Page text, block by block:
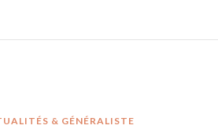
& GÉNÉRALISTE